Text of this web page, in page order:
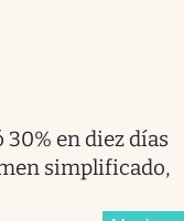
en diez días
simplificado,